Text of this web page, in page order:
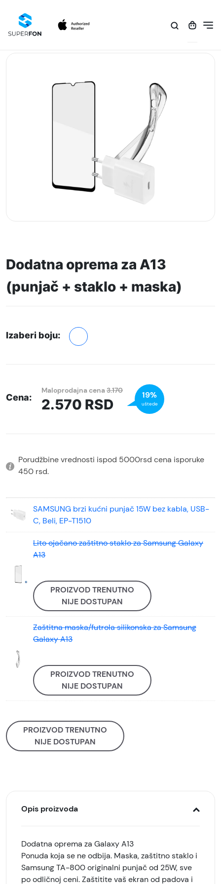
Dodatna oprema za A13
(punjač + staklo + maska)
Izaberi boju:
Cena:
Maloprodajna cena3.170
2.570 RSD
19%
uštede
Porudžbine vrednosti ispod 5000rsd cena isporuke
450 rsd.
SAMSUNG brzi kućni punjač 15W bez kabla, USB-
C, Beli, EP-T1510
Lito ojačano zaštitno staklo za Samsung Galaxy
A13
PROIZVOD TRENUTNO
NIJE DOSTUPAN
Zaštitna maska/futrola silikonska za Samsung
Galaxy A13
PROIZVOD TRENUTNO
NIJE DOSTUPAN
PROIZVOD TRENUTNO
NIJE DOSTUPAN
Opis proizvoda
Dodatna oprema za Galaxy A13
Ponuda koja se ne odbija. Maska, zaštitno staklo i
Samsung TA-800 originalni punjač od 25W, sve
po odličnoj ceni. Zaštitite vaš ekran od padova i